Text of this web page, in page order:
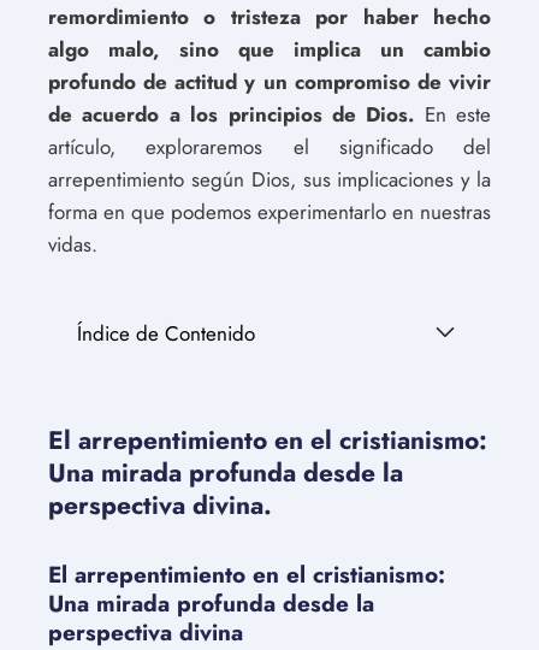
remordimiento o tristeza por haber hecho
algo malo, sino que implica un cambio
profundo de actitud y un compromiso de vivir
de acuerdo a los principios de Dios. En este
artículo, exploraremos el significado del
arrepentimiento según Dios, sus implicaciones y la
forma en que podemos experimentarlo en nuestras
vidas.
Índice de Contenido
El arrepentimiento en el cristianismo:
Una mirada profunda desde la
perspectiva divina.
El arrepentimiento en el cristianismo:
Una mirada profunda desde la
perspectiva divina